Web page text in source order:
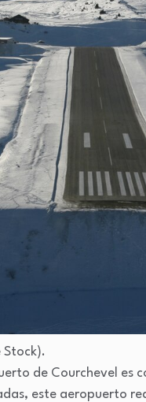
de Courchevel es
este aeropuerto